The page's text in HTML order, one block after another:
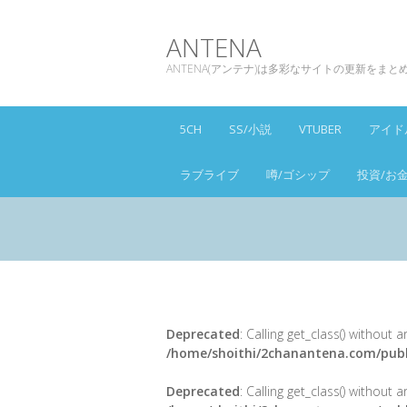
ANTENA
ANTENA(アンテナ)は多彩なサイトの更新をまと
5CH SS/小説 VTUBER アイ
ラブライブ 噂/ゴシップ 投資/お金
Deprecated: Calling get_class() without
/home/shoithi/2chanantena.com/
Deprecated: Calling get_class() without